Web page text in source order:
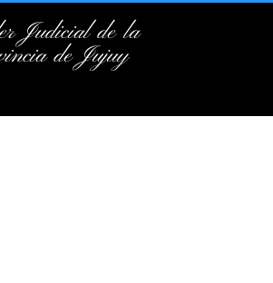
Judicial de la
de Jujuy